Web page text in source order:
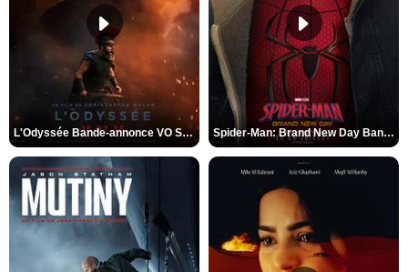
L'Odyssée Bande-annonce VO STFR Spider-Man: Brand New Day Bande-annonce VO STFR